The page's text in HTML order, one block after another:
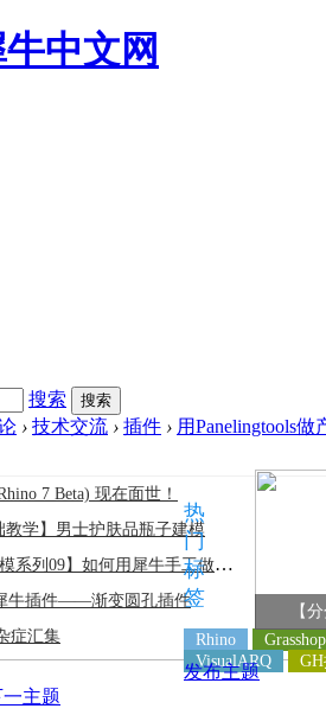
搜索 搜索
› 技术交流 › 插件 › 用Panelingtools
7 Beta) 现在面世！
教学】男士护肤品瓶子建模
系列09】如何用犀牛手工做灰阶
牛插件——渐变圆孔插件
症汇集
【
热
门
标
签
Rhino
VisualARQ
发布主题